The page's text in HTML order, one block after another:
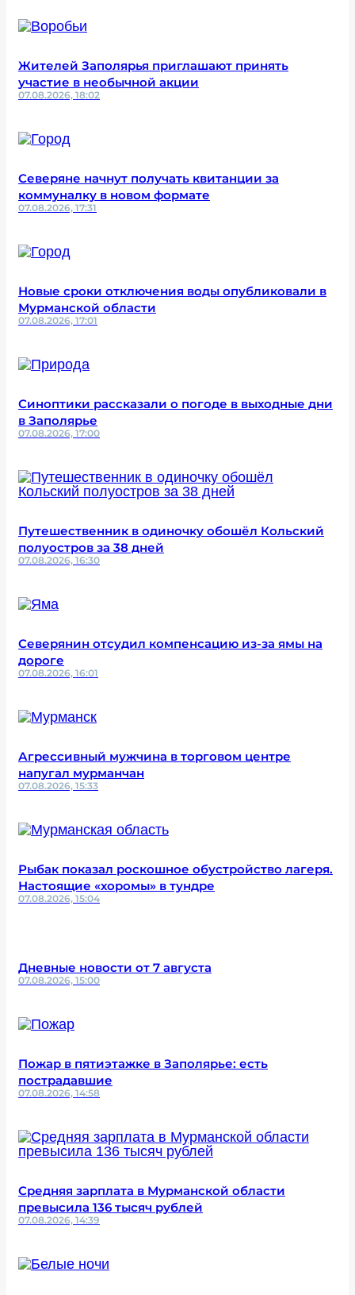
Жителей Заполярья приглашают принять
участие в необычной акции
07.08.2026, 18:02
Северяне начнут получать квитанции за
коммуналку в новом формате
07.08.2026, 17:31
Новые сроки отключения воды опубликовали в
Мурманской области
07.08.2026, 17:01
Синоптики рассказали о погоде в выходные дни
в Заполярье
07.08.2026, 17:00
Путешественник в одиночку обошёл Кольский
полуостров за 38 дней
07.08.2026, 16:30
Северянин отсудил компенсацию из-за ямы на
дороге
07.08.2026, 16:01
Агрессивный мужчина в торговом центре
напугал мурманчан
07.08.2026, 15:33
Рыбак показал роскошное обустройство лагеря.
Настоящие «хоромы» в тундре
07.08.2026, 15:04
Дневные новости от 7 августа
07.08.2026, 15:00
Пожар в пятиэтажке в Заполярье: есть
пострадавшие
07.08.2026, 14:58
Средняя зарплата в Мурманской области
превысила 136 тысяч рублей
07.08.2026, 14:39